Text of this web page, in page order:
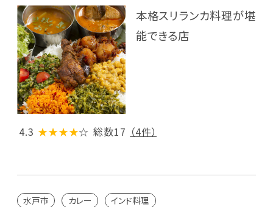
本格スリランカ料理が堪
能できる店
4.3 ★★★★☆ 総数17 （4件）
水戸市 カレー インド料理